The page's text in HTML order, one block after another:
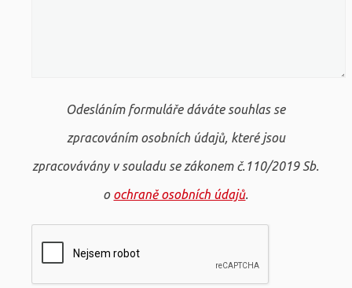
Odesláním formuláře dáváte souhlas se
zpracováním osobních údajů, které jsou
zpracovávány v souladu se zákonem č.110/2019 Sb.
o ochraně osobních údajů.